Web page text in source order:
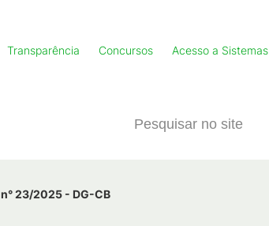
Transparência Concursos Acesso a Sistemas
23/2025 - DG-CB